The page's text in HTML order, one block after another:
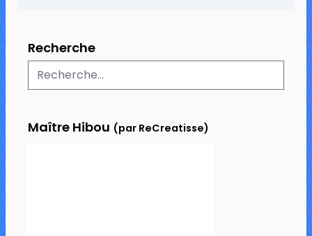
Recherche
Maître Hibou (par ReCreatisse)